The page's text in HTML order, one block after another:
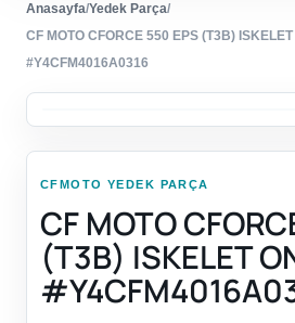
Anasayfa/Yedek Parça/
CF MOTO CFORCE 550 EPS (T3B)
#Y4CFM4016A0316
CFMOTO YEDEK PARÇA
CF MOTO
(T3B) ISKELET